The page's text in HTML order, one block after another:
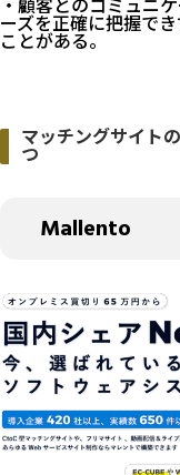
・顧客とのコミュニ
ーズを正確に把握で
ことがある。
マッチングサイト
つ
Mallento